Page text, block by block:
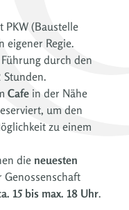
PKW (Baustelle
eigener Regie.
durch den
Stunden.
Cafe in der Nähe
um den
zu einem
die neuesten
Genossenschaft
15 bis max. 18 Uhr.